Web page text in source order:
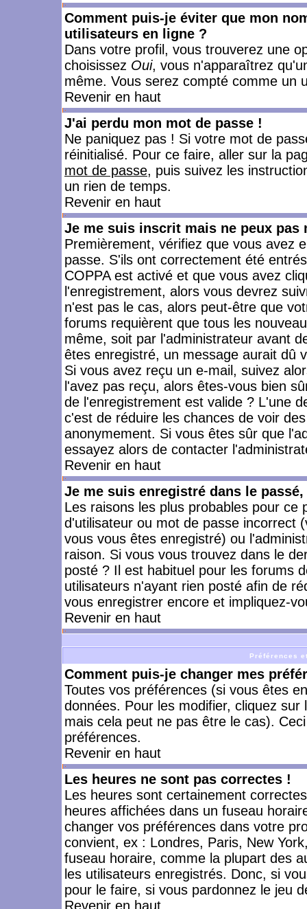
Comment puis-je éviter que mon
utilisateurs en ligne ?
Dans votre profil, vous trouverez une
choisissez Oui, vous n'apparaîtrez
même. Vous serez compté comme un
Revenir en haut
J'ai perdu mon mot de passe !
Ne paniquez pas ! Si votre mot de
réinitialisé. Pour ce faire, aller sur la
mot de passe, puis suivez les
un rien de temps.
Revenir en haut
Je me suis inscrit mais ne peux pas
Premièrement, vérifiez que vous avez
passe. S'ils ont correctement été
COPPA est activé et que vous avez
l'enregistrement, alors vous devrez
n'est pas le cas, alors peut-être que
forums requièrent que tous les
même, soit par l'administrateur avant
êtes enregistré, un message aurait dû
Si vous avez reçu un e-mail, suivez
l'avez pas reçu, alors êtes-vous bien
de l'enregistrement est valide ? L'une
c'est de réduire les chances de voir
anonymement. Si vous êtes sûr que
essayez alors de contacter
Revenir en haut
Je me suis enregistré dans le
Les raisons les plus probables pour
d'utilisateur ou mot de passe incorrect
vous vous êtes enregistré) ou
raison. Si vous vous trouvez dans le
posté ? Il est habituel pour les forums
utilisateurs n'ayant rien posté afin de
vous enregistrer encore et impliquez-
Revenir en haut
Préférences
Comment puis-je changer mes
Toutes vos préférences (si vous êtes
données. Pour les modifier, cliquez sur
mais cela peut ne pas être le cas).
préférences.
Revenir en haut
Les heures ne sont pas correctes !
Les heures sont certainement
heures affichées dans un fuseau
changer vos préférences dans votre
convient, ex : Londres, Paris, New
fuseau horaire, comme la plupart des
les utilisateurs enregistrés. Donc, si
pour le faire, si vous pardonnez le jeu
Revenir en haut